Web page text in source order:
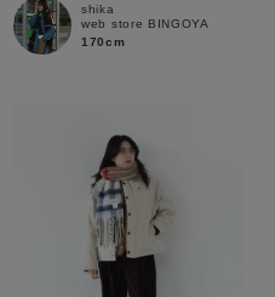
在庫なし含む
shika
web store BINGOYA
170cm